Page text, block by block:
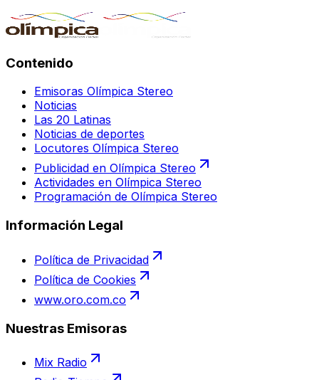
Contenido
Emisoras Olímpica Stereo
Noticias
Las 20 Latinas
Noticias de deportes
Locutores Olímpica Stereo
Publicidad en Olímpica Stereo
Actividades en Olímpica Stereo
Programación de Olímpica Stereo
Información Legal
Política de Privacidad
Política de Cookies
www.oro.com.co
Nuestras Emisoras
Mix Radio